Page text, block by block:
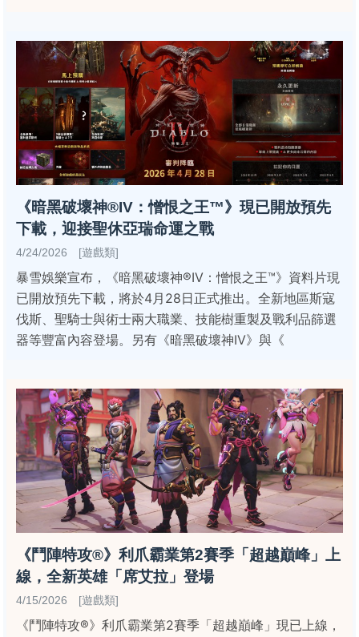
《暗黑破壞神®IV：憎恨之王™》現已開放預先
下載，迎接聖休亞瑞命運之戰
4/24/2026 [遊戲類]
暴雪娛樂宣布，《暗黑破壞神®IV：憎恨之王™》資料片現
已開放預先下載，將於4月28日正式推出。全新地區斯寇
伐斯、聖騎士與術士兩大職業、技能樹重製及戰利品篩選
器等豐富內容登場。另有《暗黑破壞神IV》與《
《鬥陣特攻®》利爪霸業第2賽季「超越巔峰」上
線，全新英雄「席艾拉」登場
4/15/2026 [遊戲類]
《鬥陣特攻®》利爪霸業第2賽季「超越巔峰」現已上線，